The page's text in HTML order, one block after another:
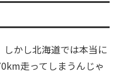
かし北海道では本当に
走ってしまうんじゃ